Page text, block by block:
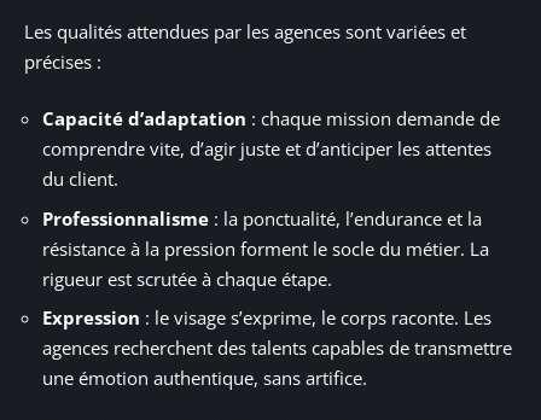
Les qualités attendues par les agences sont variées et
précises :
Capacité d’adaptation : chaque mission demande de
comprendre vite, d’agir juste et d’anticiper les attentes
du client.
Professionnalisme : la ponctualité, l’endurance et la
résistance à la pression forment le socle du métier. La
rigueur est scrutée à chaque étape.
Expression : le visage s’exprime, le corps raconte. Les
agences recherchent des talents capables de transmettre
une émotion authentique, sans artifice.